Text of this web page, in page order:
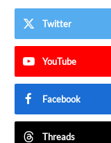
Twitter
YouTube
Facebook
Threads